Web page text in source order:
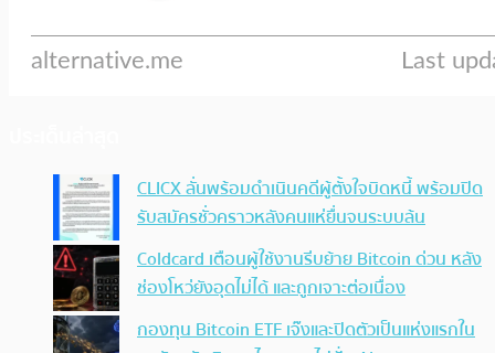
CLICX ลั่นพร้อมดำเนินคดีผู้ตั้งใจบิดหนี้ พร้อมปิด
รับสมัครชั่วคราวหลังคนแห่ยื่นจนระบบล้น
Coldcard เตือนผู้ใช้งานรีบย้าย Bitcoin ด่วน หลัง
ช่องโหว่ยังอุดไม่ได้ และถูกเจาะต่อเนื่อง
กองทุน Bitcoin ETF เจ๊งและปิดตัวเป็นแห่งแรกใน